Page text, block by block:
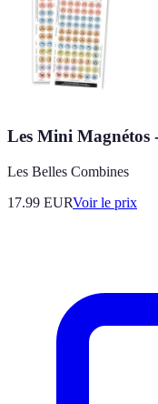
Les Mini Magnétos
Les Belles Combines
17.99 EURVoir le prix